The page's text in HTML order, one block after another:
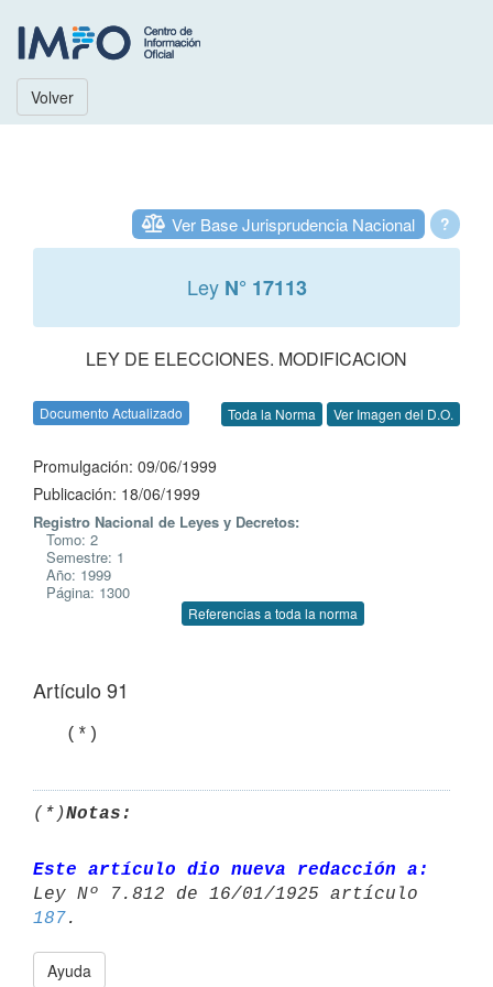
Volver
?
Ver Base Jurisprudencia Nacional
Ley N° 17113
LEY DE ELECCIONES. MODIFICACION
Documento Actualizado Toda la Norma Ver Imagen del D.O.
Promulgación: 09/06/1999
Publicación: 18/06/1999
Registro Nacional de Leyes y Decretos:
Tomo: 2
Semestre: 1
Año: 1999
Página: 1300
Referencias a toda la norma
Artículo 91
(*)Notas:
Este artículo dio nueva redacción a:
Ley Nº 7.812 de 16/01/1925 artículo
187
Ayuda